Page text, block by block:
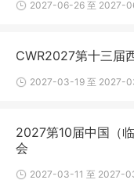
2027-06-26 至 2027-
CWR2027第十三届
2027-03-19 至 2027-
2027第10届中国（
会
2027-03-11 至 2027-